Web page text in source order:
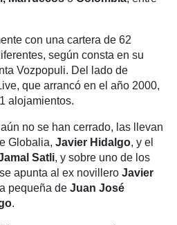
con una cartera de 62
según consta en su
Vozpopuli. Del lado de
que arrancó en el año 2000,
alojamientos.
no se han cerrado, las llevan
Globalia, Javier Hidalgo, y el
Satli, y sobre uno de los
apunta al ex novillero Javier
pequeña de Juan José
.